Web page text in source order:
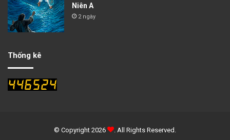
Niên A
2 ngày
Thống kê
© Copyright 2026 . All Rights Reserved.